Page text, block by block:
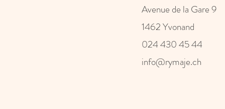
Avenue de la Gare 9
1462 Yvonand
024 430 45 44
info@rymaje.ch